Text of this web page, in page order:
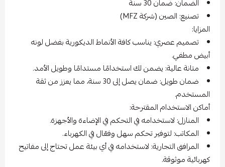
الضمان: ضمان 30 سنة
تصنيع: الصين (شركة MFZ)
المزايا:
تصميم عصري: يناسب كافة الأنماط الديكورية بفضل لونه
أبيض مطفي.
متانة عالية: يضمن لك استخدامًا مستدامًا وطويل الأمد.
ضمان طويل: ضمان يصل إلى 30 سنة، مما يعزز من ثقة
المستخدم.
أماكن الاستخدام المقترحة:
المنازل: لاستخدامه في التحكم في الإضاءة والأجهزة.
المكاتب: لتوفير تحكم سهل وفعّال في الكهرباء.
المرافق التجارية: لاستخدامه في أي بيئة عمل تحتاج إلى مفاتيح
كهربائية موثوقة.